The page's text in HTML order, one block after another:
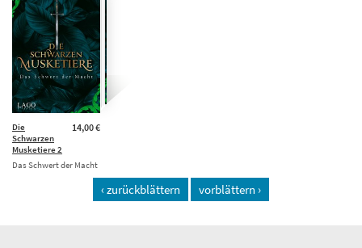
14,00 €
Die
Schwarzen
Musketiere 2
Das Schwert der Macht
‹ zurückblättern vorblättern ›